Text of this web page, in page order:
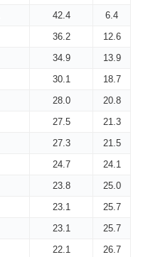
42.4
6.4
36.2
12.6
34.9
13.9
30.1
18.7
28.0
20.8
27.5
21.3
27.3
21.5
24.7
24.1
23.8
25.0
23.1
25.7
23.1
25.7
22.1 26.7